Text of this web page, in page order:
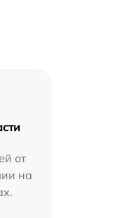
от
на